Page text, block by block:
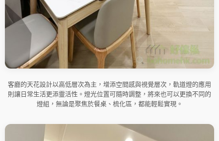
客廳的天花設計以高低層次為主，增添空間感與視覺層次，軌道燈的應用
則讓日常生活更添靈活性。燈光位置可隨時調整，將來也可以更換不同的
燈組，無論是聚焦於餐桌、梳化區，都能輕鬆實現。